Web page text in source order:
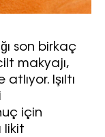
son birkaç
makyajı,
Işıltı
için
likit